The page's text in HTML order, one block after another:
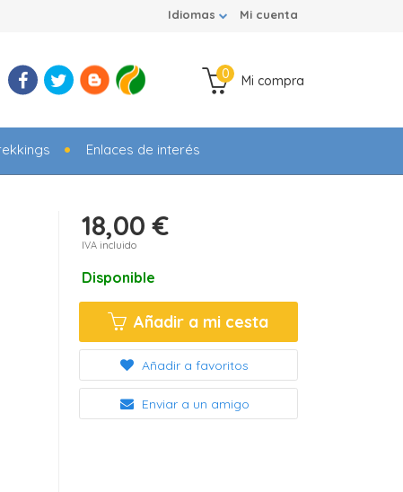
Mi cuenta
Idiomas
Mi compra
0
Enlaces de interés
18,00 €
IVA incluido
Disponible
Añadir a mi cesta
Añadir a favoritos
Enviar a un amigo